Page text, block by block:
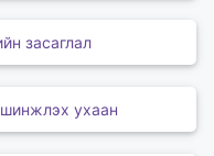
засаглал
ухаан